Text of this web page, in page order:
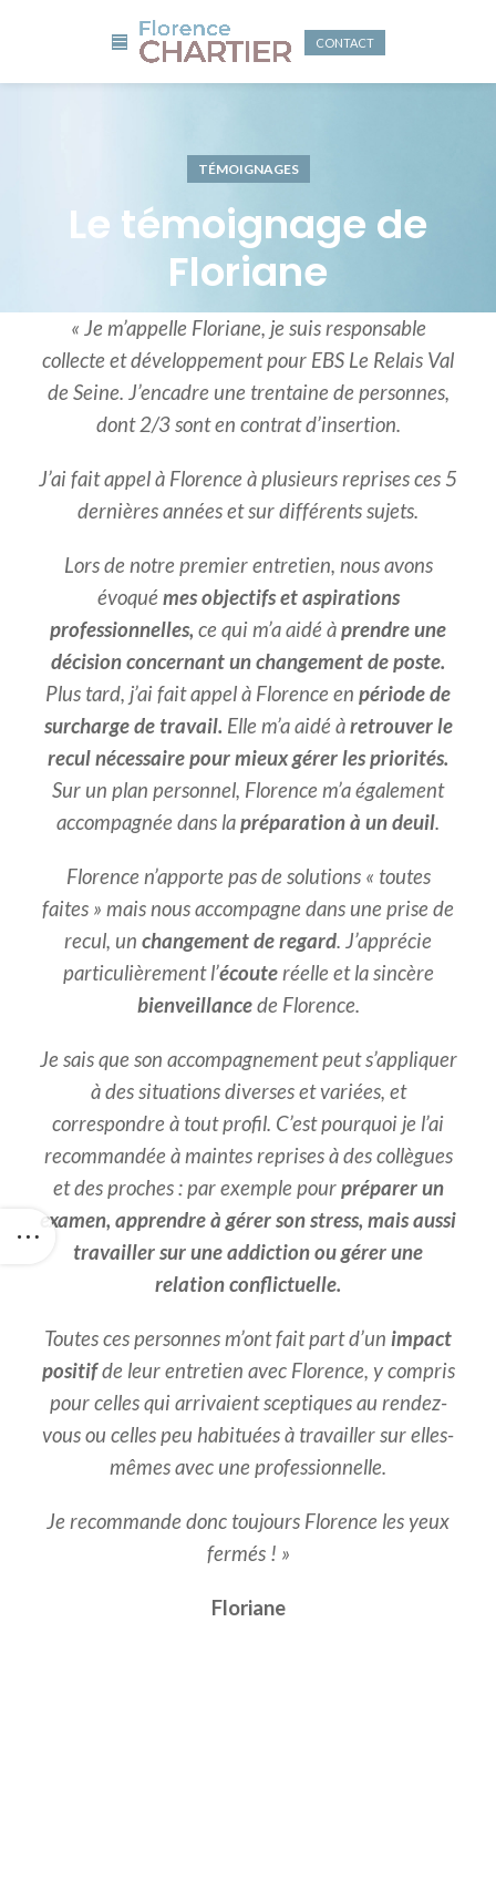
CONTACT
TÉMOIGNAGES
Le témoignage de
Floriane
« Je m’appelle Floriane, je suis responsable
collecte et développement pour EBS Le Relais Val
de Seine. J’encadre une trentaine de personnes,
dont 2/3 sont en contrat d’insertion.
J’ai fait appel à Florence à plusieurs reprises ces 5
dernières années et sur différents sujets.
Lors de notre premier entretien, nous avons
évoqué mes objectifs et aspirations
professionnelles, ce qui m’a aidé àprendre une
décision concernant un changement de poste.
Plus tard, j’ai fait appel à Florence en période de
surcharge de travail. Elle m’a aidé àretrouver le
recul nécessaire pour mieux gérer les priorités.
Sur un plan personnel, Florence m’a également
accompagnée dans lapréparation à un deuil.
Florence n’apporte pas de solutions « toutes
faites » mais nous accompagne dans une prise de
recul, un changement de regard. J’apprécie
particulièrement l’écouteréelle et la sincère
bienveillancede Florence.
Je sais que son accompagnement peut s’appliquer
à des situations diverses et variées, et
correspondre à tout profil. C’est pourquoi je l’ai
recommandée à maintes reprises à des collègues
et des proches : par exemple pourpréparer un
examen, apprendre à gérer son stress, mais aussi
travailler sur une addiction ou gérer une
relation conflictuelle.
Toutes ces personnes m’ont fait part d’un impact
positifde leur entretien avec Florence, y compris
pour celles qui arrivaient sceptiques au rendez-
vous ou celles peu habituées à travailler sur elles-
mêmes avec une professionnelle.
Je recommande donc toujours Florence les yeux
fermés ! »
Floriane